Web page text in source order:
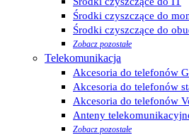
Środki czyszczące do
Środki czyszczące do
Zobacz pozostałe
Telekomunikacja
Akcesoria do telefonów
Akcesoria do telefonów
Akcesoria do telefonów
Anteny
Zobacz pozostałe